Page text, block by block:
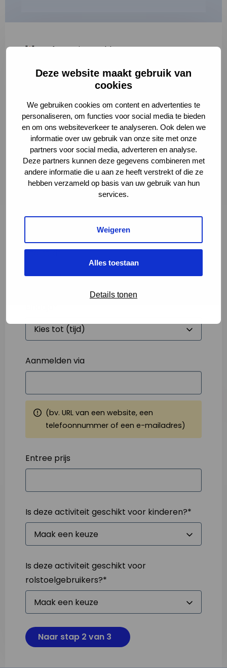
Deze website maakt gebruik van
cookies
We gebruiken cookies om content en advertenties te
personaliseren, om functies voor social media te bieden
en om ons websiteverkeer te analyseren. Ook delen we
informatie over uw gebruik van onze site met onze
partners voor social media, adverteren en analyse.
Deze partners kunnen deze gegevens combineren met
andere informatie die u aan ze heeft verstrekt of die ze
hebben verzameld op basis van uw gebruik van hun
services.
Weigeren
Alles toestaan
Details tonen
"*" geeft vereiste velden aan
2
Volledige omschrijving*
Starttijd*
Aanmelden via
(bv. URL van een website, een
telefoonnummer of een e-mailadres)
Entree prijs
Is deze activiteit geschikt voor kinderen?*
Is deze activiteit geschikt voor
rolstoelgebruikers?*